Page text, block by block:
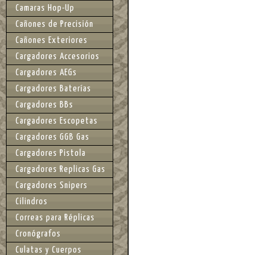
Camaras Hop-Up
Cañones de Precisión
Cañones Exteriores
Cargadores Accesorios
Cargadores AEGs
Cargadores Baterías
Cargadores BBs
Cargadores Escopetas
Cargadores GGB Gas
Cargadores Pistola
Cargadores Replicas Gas
Cargadores Snipers
Cilindros
Correas para Réplicas
Cronógrafos
Culatas y Cuerpos